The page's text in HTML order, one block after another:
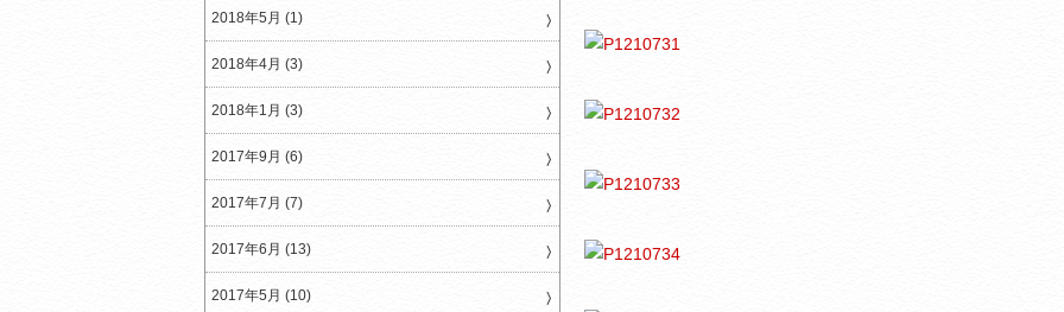
2018年5月 (1)
2018年4月 (3)
2018年1月 (3)
2017年9月 (6)
2017年7月 (7)
2017年6月 (13)
2017年5月 (10)